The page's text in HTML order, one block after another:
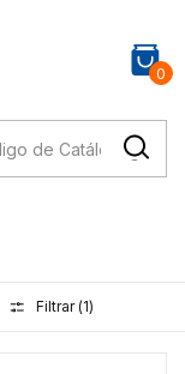
0
Filtrar (1)